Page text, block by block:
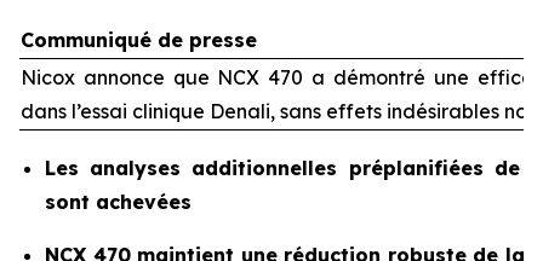
Communiqué de presse
Nicox annonce que NCX 470 a démontré une
dans l’essai clinique Denali, sans effets indésirables
Les analyses additionnelles préplanifiées de
sont achevées
NCX 470 maintient une réduction robuste de la